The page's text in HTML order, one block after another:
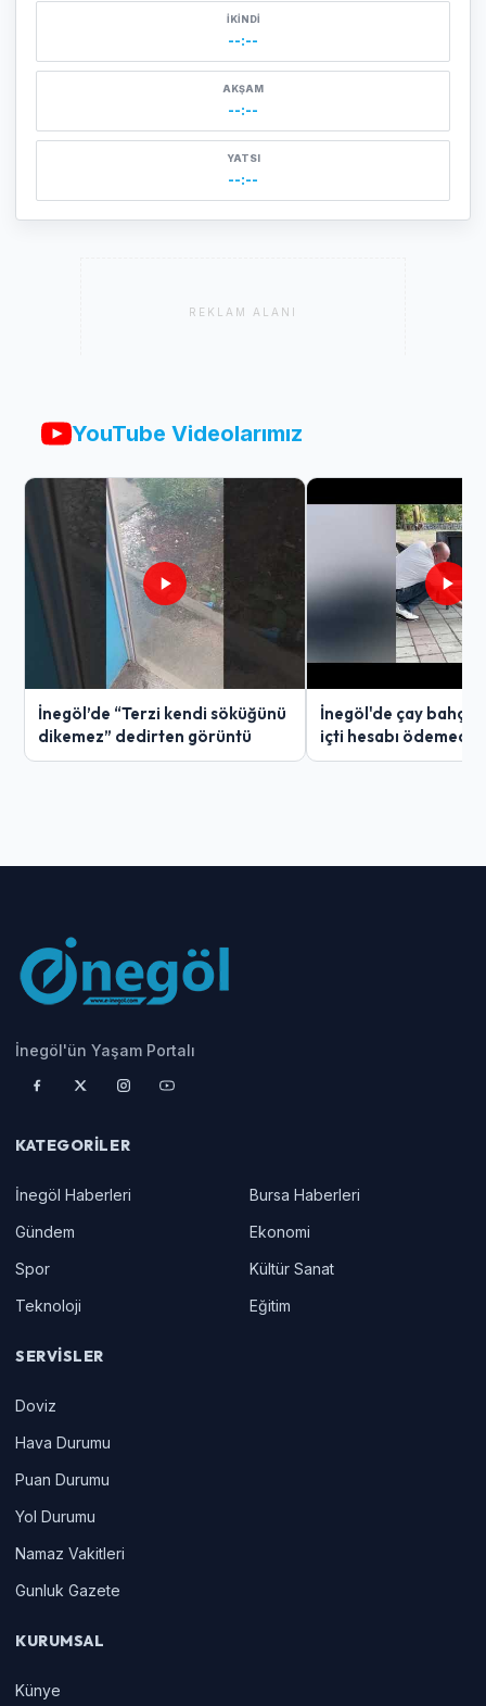
İKINDI
--:--
AKŞAM
--:--
YATSI
--:--
REKLAM ALANI
YouTube Videolarımız
İnegöl’de “Terzi kendi söküğünü
dikemez” dedirten görüntü
İnegöl'de çay
içti hesabı ödemedi
İnegöl'ün Yaşam Portalı
KATEGORILER
İnegöl Haberleri
Bursa Haberleri
Gündem
Ekonomi
Spor
Kültür Sanat
Teknoloji
Eğitim
SERVISLER
Doviz
Hava Durumu
Puan Durumu
Yol Durumu
Namaz Vakitleri
Gunluk Gazete
KURUMSAL
Künye